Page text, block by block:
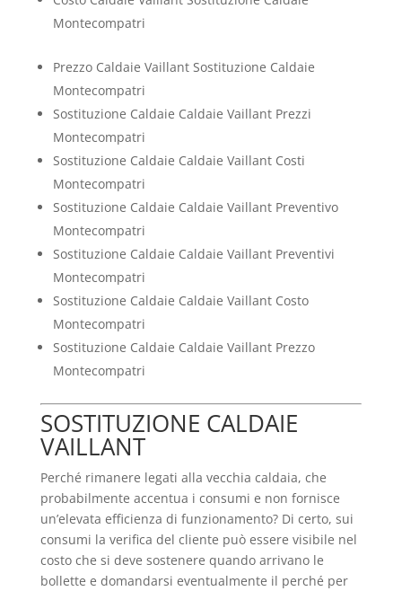
Montecompatri
Prezzo Caldaie Vaillant Sostituzione Caldaie
Montecompatri
Sostituzione Caldaie Caldaie Vaillant Prezzi
Montecompatri
Sostituzione Caldaie Caldaie Vaillant Costi
Montecompatri
Sostituzione Caldaie Caldaie Vaillant Preventivo
Montecompatri
Sostituzione Caldaie Caldaie Vaillant Preventivi
Montecompatri
Sostituzione Caldaie Caldaie Vaillant Costo
Montecompatri
Sostituzione Caldaie Caldaie Vaillant Prezzo
Montecompatri
SOSTITUZIONE CALDAIE
VAILLANT
Perché rimanere legati alla vecchia caldaia, che
probabilmente accentua i consumi e non fornisce
un’elevata efficienza di funzionamento? Di certo, sui
consumi la verifica del cliente può essere visibile nel
costo che si deve sostenere quando arrivano le
bollette e domandarsi eventualmente il perché per